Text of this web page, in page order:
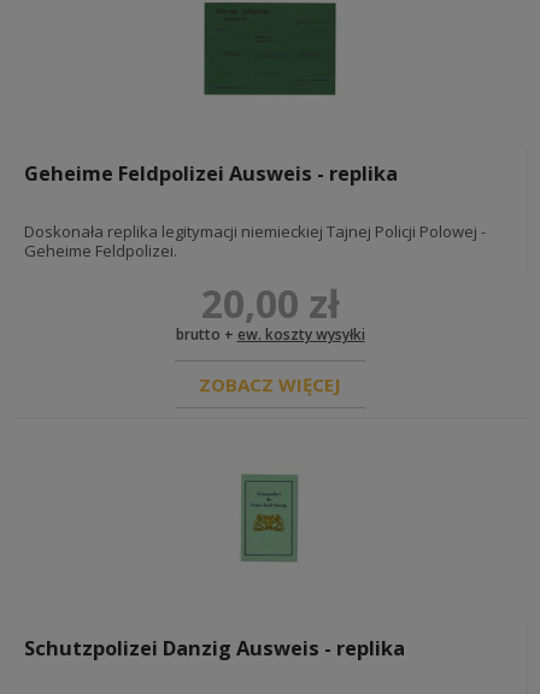
Geheime Feldpolizei Ausweis - replika
Doskonała replika legitymacji niemieckiej Tajnej Policji Polowej -
Geheime Feldpolizei.
20,00 zł
brutto + ew. koszty wysyłki
ZOBACZ WIĘCEJ
Schutzpolizei Danzig Ausweis - replika